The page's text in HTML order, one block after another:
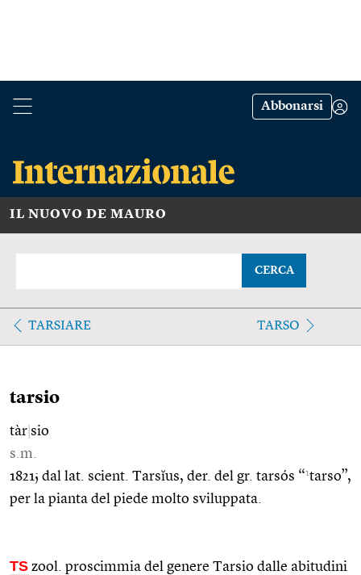
Abbonarsi
IL NUOVO DE MAURO
CERCA
TARSIARE TARSO
tarsio
tàr sio
s.m.
1821; dal lat. scient. Tarsĭus, der. del gr. tarsós “1tarso”,
per la pianta del piede molto sviluppata.
TS zool. proscimmia del genere Tarsio dalle abitudini